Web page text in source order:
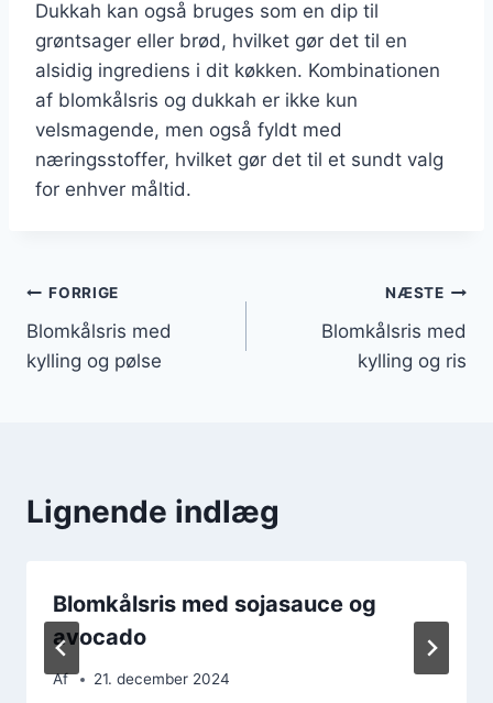
Dukkah kan også bruges som en dip til
grøntsager eller brød, hvilket gør det til en
alsidig ingrediens i dit køkken. Kombinationen
af blomkålsris og dukkah er ikke kun
velsmagende, men også fyldt med
næringsstoffer, hvilket gør det til et sundt valg
for enhver måltid.
Indlægsnavigation
FORRIGE
Blomkålsris med
kylling og pølse
NÆSTE
Blomkålsris med
kylling og ris
Lignende indlæg
Blomkålsris med sojasauce og
avocado
Af 21. december 2024